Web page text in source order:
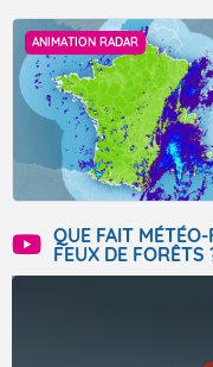
ANIMATION RADAR
QUE FAIT
FEUX DE FORÊTS